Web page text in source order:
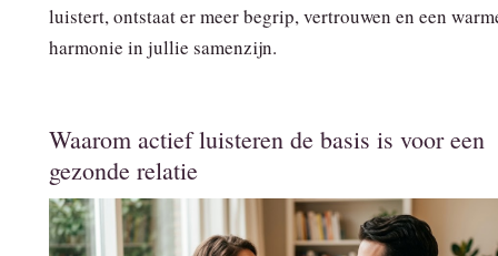
luistert, ontstaat er meer begrip, vertrouwen en een
harmonie in jullie samenzijn.
Waarom actief luisteren de basis is voor een
gezonde relatie